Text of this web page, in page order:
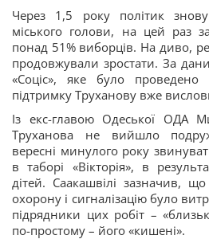
Через 1,5 року політик
міського голови, на цей раз
понад 51% виборців. На диво,
продовжували зростати. За
«Соціс», яке було
підтримку Труханову вже
Із екс-главою Одеської ОДА
Труханова не вийшло
вересні минулого року
в таборі «Вікторія», в
дітей. Саакашвілі зазначив,
охорону і сигналізацію було
підрядники цих робіт –
по-простому – його «кишені».